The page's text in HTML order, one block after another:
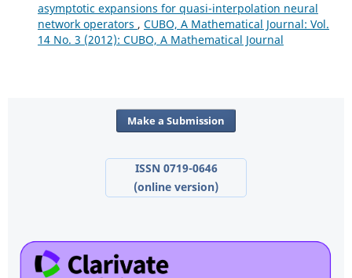
asymptotic expansions for quasi-interpolation neural
network operators , CUBO, A Mathematical Journal: Vol.
14 No. 3 (2012): CUBO, A Mathematical Journal
Make a Submission
ISSN 0719-0646
(online version)